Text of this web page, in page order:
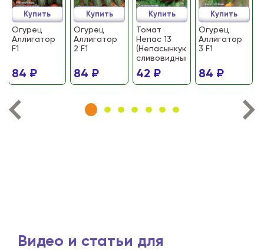
Огурец
Аллигатор
F1
84 ₽
Купить
Огурец
Аллигатор
2 F1
84 ₽
Купить
Томат
Непас 13
(Непасынкующийся
сливовидный)
42 ₽
Купить
Огурец
Аллигатор
3 F1
84 ₽
Купить
Видео и статьи для